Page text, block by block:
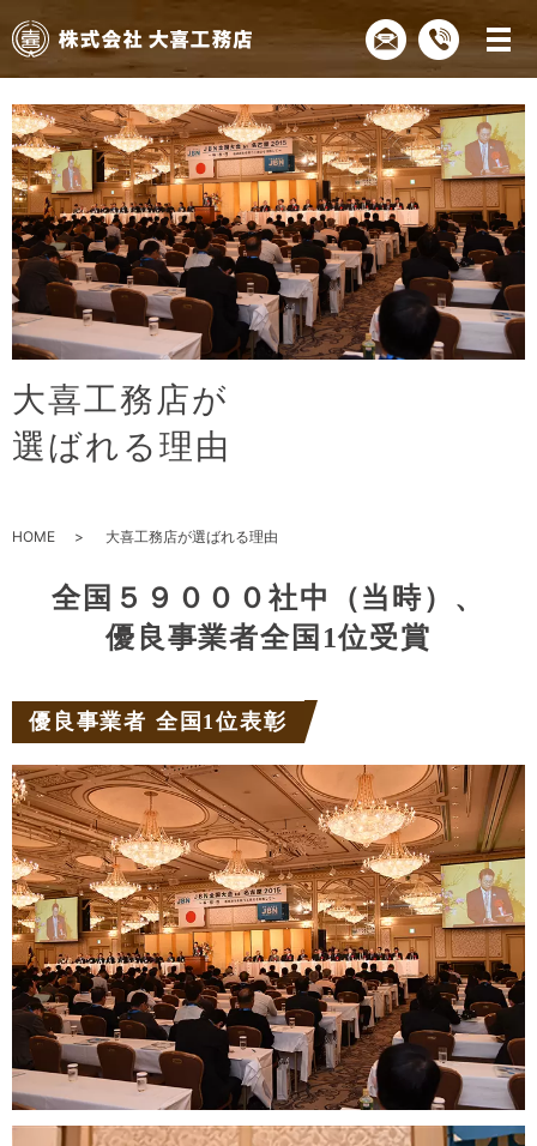
大喜工務店が
選ばれ る理由
HOME 大喜工務店が選ばれる理由
全国５９０００社中（当時）、
優良事業者全国1位受賞
優良事業者 全国1位表彰